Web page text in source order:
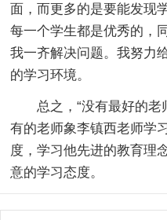
面，而更多的是要能发现
每一个学生都是优秀的，
我一齐解决问题。我努力
的学习环境。
总之，“没有最好的
有的老师象李镇西老师学
度，学习他先进的教育理
意的学习态度。